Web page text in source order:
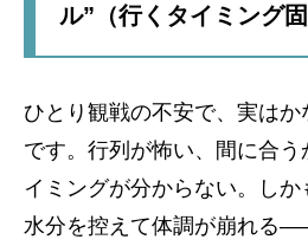
ル”（行くタイミング固
ひとり観戦の不安で、実はか
です。行列が怖い、間に合う
イミングが分からない。しか
水分を控えて体調が崩れる